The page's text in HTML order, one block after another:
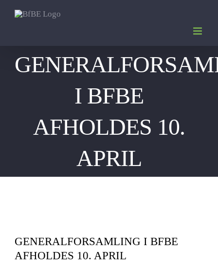
I BFBE
AFHOLDES 10.
APRIL
GENERALFORSAMLING I BFBE
AFHOLDES 10. APRIL